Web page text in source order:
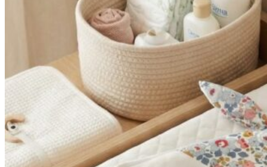
prix :
29,90€